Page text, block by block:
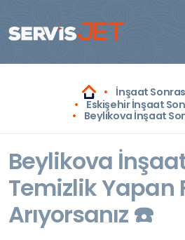
İnşaat
Eskişehir İnşaat
Beylikova İnşaat
Beylikova
Temizlik Yapan
Arıyorsanız ☎️